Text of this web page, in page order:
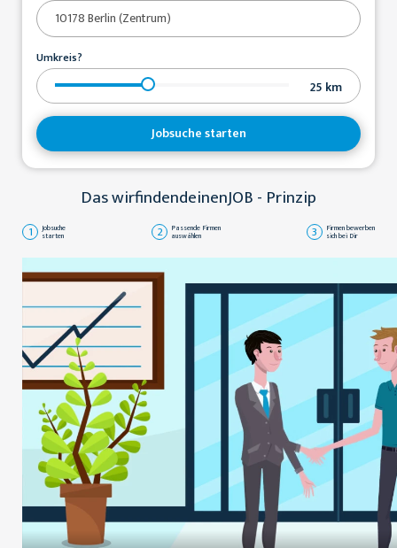
Umkreis?
25 km
Jobsuche starten
Das wirfindendeinenJOB - Prinzip
1 Jobsuche
starten 2 Passende Firmen
auswählen 3 Firmen bewerben
sich bei Dir